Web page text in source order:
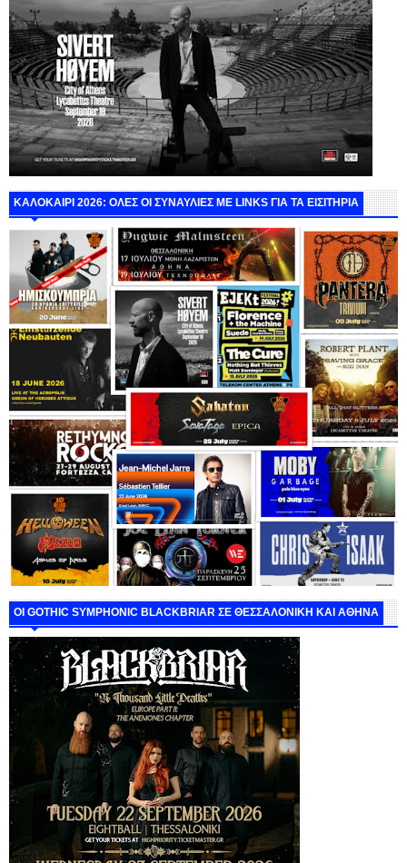
ΚΑΛΟΚΑΙΡΙ 2026: ΟΛΕΣ ΟΙ ΣΥΝΑΥΛΙΕΣ ΜΕ LINKS ΓΙΑ ΤΑ ΕΙΣΙΤΗΡΙΑ
ΟΙ GOTHIC SYMPHONIC BLACKBRIAR ΣΕ ΘΕΣΣΑΛΟΝΙΚΗ ΚΑΙ ΑΘΗΝΑ